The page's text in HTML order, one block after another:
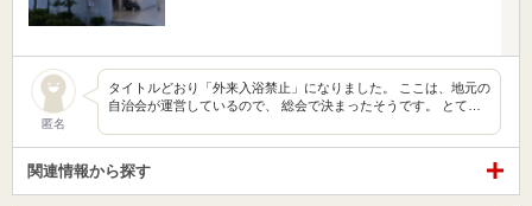
匿名
タイトルどおり「外来入浴禁止」になりました。 ここは、地元の
自治会が運営しているので、 総会で決まったそうです。 とて…
関連情報から探す